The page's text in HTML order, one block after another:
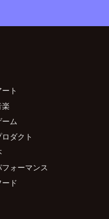
ト
ム
ロダクト
ォーマンス
ード